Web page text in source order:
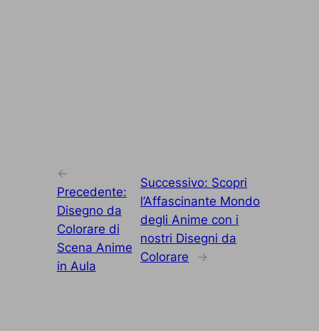
←
Precedente:
Disegno da
Colorare di
Scena Anime
in Aula
Successivo: Scopri
l’Affascinante Mondo
degli Anime con i
nostri Disegni da
Colorare
→